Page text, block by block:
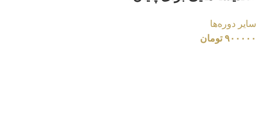
سایر دوره‌ها
۹۰۰۰۰۰ تومان